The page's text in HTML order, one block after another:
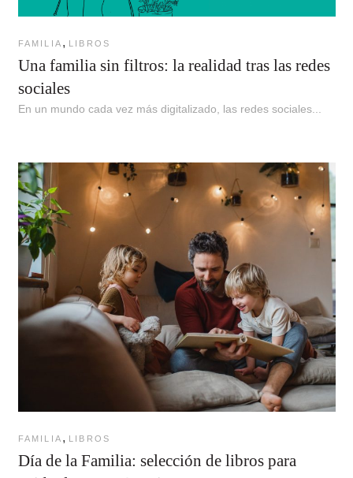
FAMILIA , LIBROS
Una familia sin filtros: la realidad tras las redes
sociales
En un mundo cada vez más digitalizado, las redes sociales...
FAMILIA , LIBROS
Día de la Familia: selección de libros para